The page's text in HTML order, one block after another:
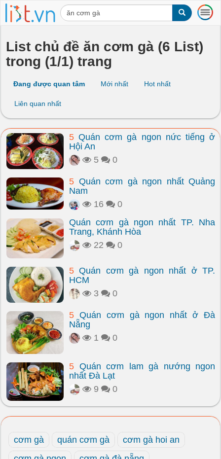
T
o
l
a
t
i
List chủ đề ăn cơm gà (6 List)
trong (1/1) trang
Đang được quan tâm Mới nhất Hot nhất
Liên quan nhất
5 Quán cơm gà ngon nức tiếng ở
Hội An
5
0
5 Quán cơm gà ngon nhất Quảng
Nam
16
0
Quán cơm gà ngon nhất TP. Nha
Trang, Khánh Hòa
22
0
5 Quán cơm gà ngon nhất ở TP.
HCM
3
0
5 Quán cơm gà ngon nhất ở Đà
Nẵng
1
0
5 Quán cơm lam gà nướng ngon
nhất Đà Lạt
9
0
cơm gà quán cơm gà
cơm gà hoi an